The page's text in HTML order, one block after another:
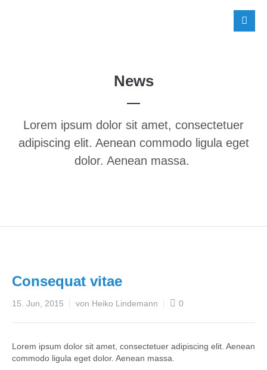
News
Lorem ipsum dolor sit amet, consectetuer
adipiscing elit. Aenean commodo ligula eget
dolor. Aenean massa.
Consequat vitae
15. Jun, 2015 von Heiko Lindemann 0
Lorem ipsum dolor sit amet, consectetuer adipiscing elit. Aenean
commodo ligula eget dolor. Aenean massa.